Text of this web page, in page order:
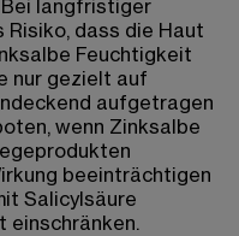
langfristiger
dass die Haut
Feuchtigkeit
nur gezielt auf
aufgetragen
wenn Zinksalbe
beeinträchtigen
Salicylsäure
einschränken.